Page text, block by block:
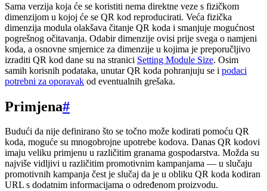
Sama verzija koja će se koristiti nema direktne veze s fizičkom
dimenzijom u kojoj će se QR kod reproducirati. Veća fizička
dimenzija modula olakšava čitanje QR koda i smanjuje mogućnost
pogrešnog očitavanja. Odabir dimenzije ovisi prije svega o namjeni
koda, a osnovne smjernice za dimenzije u kojima je preporučljivo
izraditi QR kod dane su na stranici Setting Module Size. Osim
samih korisnih podataka, unutar QR koda pohranjuju se i podaci
potrebni za oporavak od eventualnih grešaka.
Primjena#
Budući da nije definirano što se točno može kodirati pomoću QR
koda, moguće su mnogobrojne upotrebe kodova. Danas QR kodovi
imaju veliku primjenu u različitim granama gospodarstva. Možda su
najviše vidljivi u različitim promotivnim kampanjama — u slučaju
promotivnih kampanja čest je slučaj da je u obliku QR koda kodiran
URL s dodatnim informacijama o određenom proizvodu.